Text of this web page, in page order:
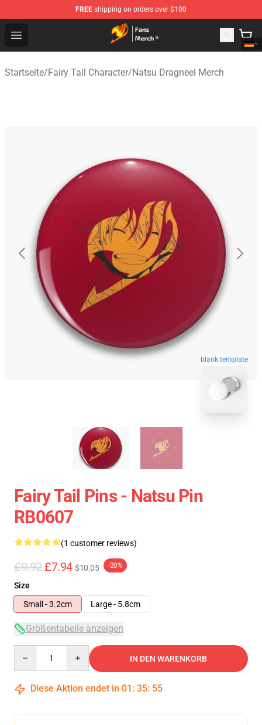
FREE shipping on orders over $100
Open menu
Fairy Tail Store - Official Fairy Tail Merchandise Shop
Startseite/Fairy Tail Character/Natsu Dragneel Merch
blank template
Fairy Tail Pins - Natsu Pin
RB0607
(1 customer reviews)
£9.92 £7.94 $10.05 -20%
Size
Small - 3.2cm
Large - 5.8cm
Größentabelle anzeigen
IN DEN WARENKORB
Diese Aktion endet in 01 : 35: 55